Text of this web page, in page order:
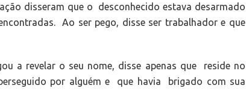
disseram que o desconhecido estava desarmado
Ao ser pego, disse ser trabalhador e que
a revelar o seu nome, disse apenas que reside no
por alguém e que havia brigado com sua